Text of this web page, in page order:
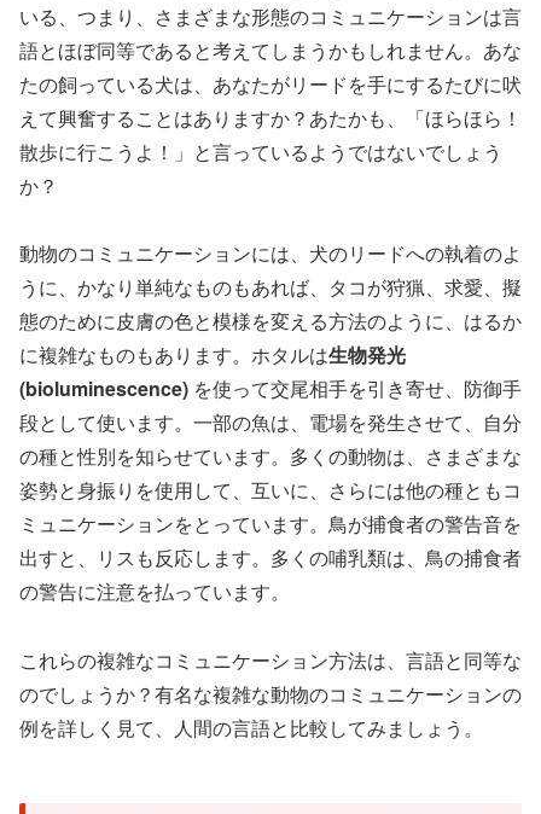
いる、つまり、さまざまな形態のコミュニケーションは言
語とほぼ同等であると考えてしまうかもしれません。あな
たの飼っている犬は、あなたがリードを手にするたびに吠
えて興奮することはありますか？あたかも、「ほらほら！
散歩に行こうよ！」と言っているようではないでしょう
か？
動物のコミュニケーションには、犬のリードへの執着のよ
うに、かなり単純なものもあれば、タコが狩猟、求愛、擬
態のために皮膚の色と模様を変える方法のように、はるか
に複雑なものもあります。ホタルは生物発光
(bioluminescence) を使って交尾相手を引き寄せ、防御手
段として使います。一部の魚は、電場を発生させて、自分
の種と性別を知らせています。多くの動物は、さまざまな
姿勢と身振りを使用して、互いに、さらには他の種ともコ
ミュニケーションをとっています。鳥が捕食者の警告音を
出すと、リスも反応します。多くの哺乳類は、鳥の捕食者
の警告に注意を払っています。
これらの複雑なコミュニケーション方法は、言語と同等な
のでしょうか？有名な複雑な動物のコミュニケーションの
例を詳しく見て、人間の言語と比較してみましょう。